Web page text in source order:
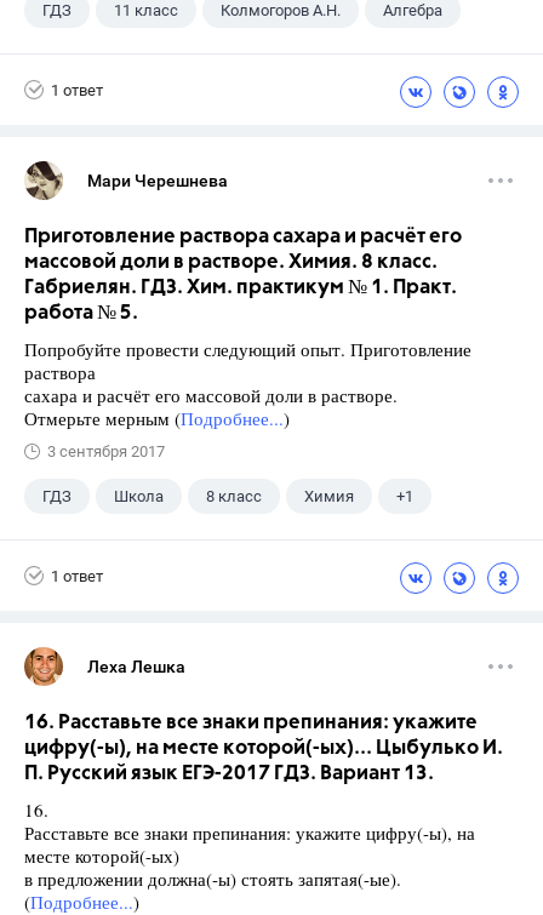
ГДЗ 11 класс Колмогоров А.Н. Алгебра
1 ответ
Мари Черешнева
Приготовление раствора сахара и расчёт его
массовой доли в растворе. Химия. 8 класс.
Габриелян. ГДЗ. Хим. практикум № 1. Практ.
работа № 5.
Попробуйте провести следующий опыт. Приготовление
раствора
сахара и расчёт его массовой доли в растворе.
Отмерьте мерным (Подробнее...)
3 сентября 2017
ГДЗ Школа 8 класс Химия +1
1 ответ
Леха Лешка
16. Расставьте все знаки препинания: укажите
цифру(-ы), на месте которой(-ых)... Цыбулько И.
П. Русский язык ЕГЭ-2017 ГДЗ. Вариант 13.
16.
Расставьте все знаки препинания: укажите цифру(-ы), на
месте которой(-ых)
в предложении должна(-ы) стоять запятая(-ые).
(Подробнее...)